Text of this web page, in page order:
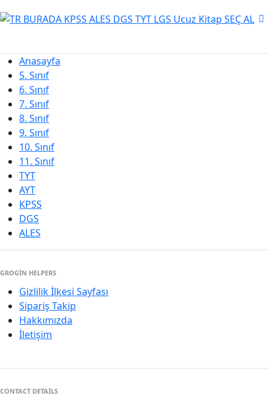
Anasayfa
5. Sınıf
6. Sınıf
7. Sınıf
8. Sınıf
9. Sınıf
10. Sınıf
11. Sınıf
TYT
AYT
KPSS
DGS
ALES
GROGIN HELPERS
Gizlilik İlkesi Sayfası
Sipariş Takip
Hakkımızda
İletişim
CONTACT DETAILS